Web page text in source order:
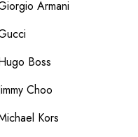
Armani
Boss
Choo
Kors